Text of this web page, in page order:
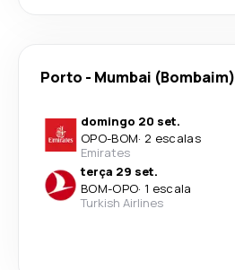
Porto - Mumbai (Bombaim)
domingo 20 set.
OPO-BOM· 2 escalas
Emirates
terça 29 set.
BOM-OPO· 1 escala
Turkish Airlines